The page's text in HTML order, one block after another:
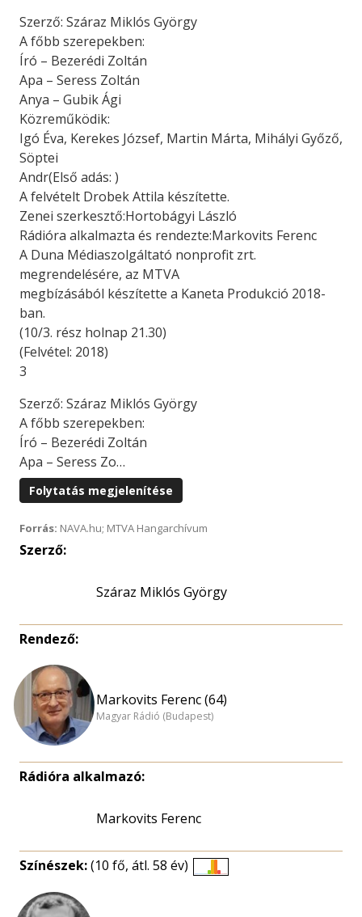
Szerző: Száraz Miklós György
A főbb szerepekben:
Író – Bezerédi Zoltán
Apa – Seress Zoltán
Anya – Gubik Ági
Közreműködik:
Igó Éva, Kerekes József, Martin Márta, Mihályi Győző,
Söptei
Andr(Első adás: )
A felvételt Drobek Attila készítette.
Zenei szerkesztő:Hortobágyi László
Rádióra alkalmazta és rendezte:Markovits Ferenc
A Duna Médiaszolgáltató nonprofit zrt.
megrendelésére, az MTVA
megbízásából készítette a Kaneta Produkció 2018-
ban.
(10/3. rész holnap 21.30)
(Felvétel: 2018)
3
Szerző: Száraz Miklós György
A főbb szerepekben:
Író – Bezerédi Zoltán
Apa – Seress Zo…
Folytatás megjelenítése
Forrás: NAVA.hu; MTVA Hangarchívum
Szerző:
Száraz Miklós György
Rendező:
Markovits Ferenc (64)
Magyar Rádió (Budapest)
Rádióra alkalmazó:
Markovits Ferenc
Színészek:(10 fő, átl. 58 év)